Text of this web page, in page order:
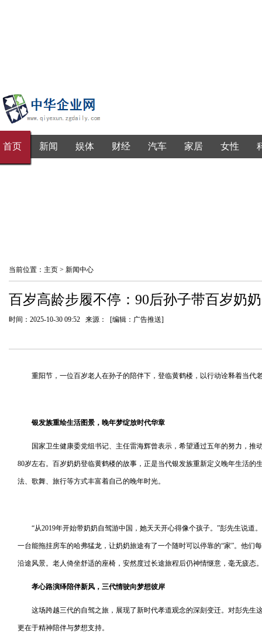
首页 新闻 娱体 财经 汽车 家居 女性
当前位置： 主页 > 新闻中心
百岁高龄步履不停：90后孙子带百岁奶
时间：2025-10-30 09:52 来源： [编辑：广告推送]
重阳节，一位百岁老人在孙子的陪伴下，登临黄鹤楼，以行动诠释着当代
银发族重绘生活图景，晚年梦绽放时代华章
国家卫生健康委党组书记、主任雷海辉曾表示，希望通过五年的努力，推
80岁左右。百岁奶奶登临黄鹤楼的故事，正是当代银发族重新定义晚年生活的
法、歌舞、旅行等方式丰富着自己的晚年时光。
“从2019年开始带奶奶自驾游中国，她天天开心得像个孩子。”彭先生说道
一台能拖挂房车的哈弗猛龙，让奶奶旅途有了一个随时可以停靠的“家”。他们
沿途风景。老人倚坐舒适的座椅，安然度过长途旅程后仍神情惬意，毫无疲态
孝心路演绎陪伴新风，三代情驶向梦想彼岸
这场跨越三代的自驾之旅，展现了新时代孝道观念的深刻变迁。对彭先生
更在于精神陪伴与梦想支持。